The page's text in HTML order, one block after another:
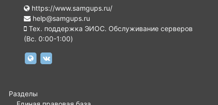
https://www.samgups.ru/
help@samgups.ru
Тех. поддержка ЭИОС. Обслуживание серверов
(Вc. 0:00-1:00)
https://www.samgups.ru
Разделы